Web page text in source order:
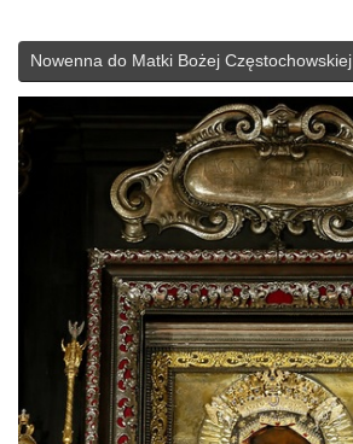
Nowenna do Matki Bożej Częstochowskiej